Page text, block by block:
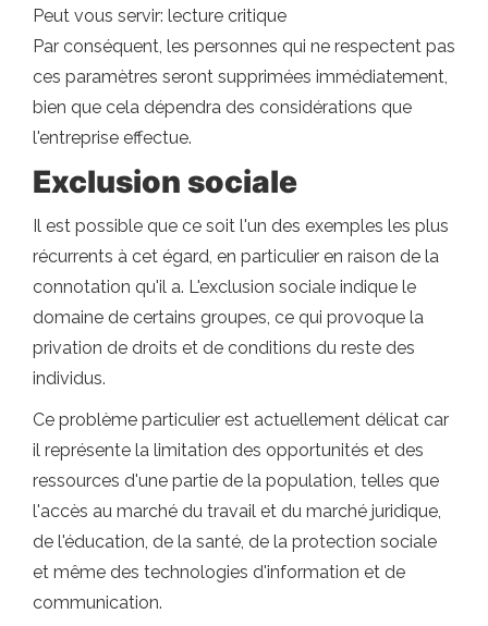
Peut vous servir: lecture critique
Par conséquent, les personnes qui ne respectent pas
ces paramètres seront supprimées immédiatement,
bien que cela dépendra des considérations que
l'entreprise effectue.
Exclusion sociale
Il est possible que ce soit l'un des exemples les plus
récurrents à cet égard, en particulier en raison de la
connotation qu'il a. L'exclusion sociale indique le
domaine de certains groupes, ce qui provoque la
privation de droits et de conditions du reste des
individus.
Ce problème particulier est actuellement délicat car
il représente la limitation des opportunités et des
ressources d'une partie de la population, telles que
l'accès au marché du travail et du marché juridique,
de l'éducation, de la santé, de la protection sociale
et même des technologies d'information et de
communication.